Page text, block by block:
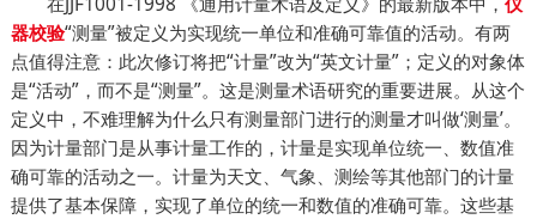
器校验“测量”被定义为实现统一单位和准确可靠值的活动。有两
点值得注意：此次修订将把“计量”改为“英文计量”；定义的对象体
是“活动”，而不是“测量”。这是测量术语研究的重要进展。从这个
定义中，不难理解为什么只有测量部门进行的测量才叫做‘测量’。
因为计量部门是从事计量工作的，计量是实现单位统一、数值准
确可靠的活动之一。计量为天文、气象、测绘等其他部门的计量
提供了基本保障，实现了单位的统一和数值的准确可靠。这些基